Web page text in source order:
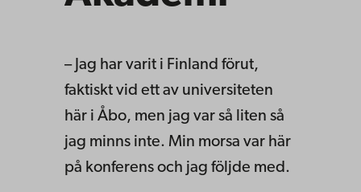
– Jag har varit i Finland förut,
faktiskt vid ett av universiteten
här i Åbo, men jag var så liten så
jag minns inte. Min morsa var här
på konferens och jag följde med.